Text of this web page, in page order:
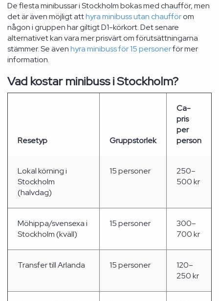
De flesta minibussar i Stockholm bokas med chaufför, men
det är även möjligt atthyra minibuss utan chaufförom
någon i gruppen har giltigt D1-körkort. Det senare
alternativet kan vara mer prisvärt om förutsättningarna
stämmer. Se ävenhyra minibuss för 15 personerför mer
information.
Vad kostar minibuss i Stockholm?
Resetyp Gruppstorlek
Ca-
pris
per
person
Lokal körning i
Stockholm
(halvdag)
15 personer
250–
500 kr
Möhippa/svensexa i
Stockholm (kväll)
15 personer
300–
700 kr
Transfer till Arlanda 15 personer
120–
250 kr